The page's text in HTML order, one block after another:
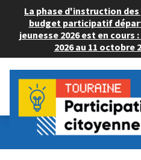
La phase d'instruction
budget participatif
jeunesse 2026 est en cours
2026 au 11 octobre
Budget Participatif ADULTE 2024
💡 Déposer un projet